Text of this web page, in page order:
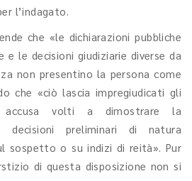
l’indagato.
che «le dichiarazioni pubbliche
e le decisioni giudiziarie diverse da
non presentino la persona come
che «ciò lascia impregiudicati gli
volti a dimostrare la
decisioni preliminari di natura
sospetto o su indizi di reità». Pur
di questa disposizione non si